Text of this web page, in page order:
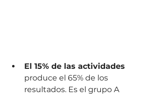
El 15% de las actividades
produce el 65% de los
resultados. Es el grupo A